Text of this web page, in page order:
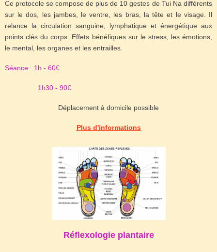
Ce protocole se compose de plus de 10 gestes de Tui Na différents
sur le dos, les jambes, le ventre, les bras, la tête et le visage. Il
relance la circulation sanguine, lymphatique et énergétique aux
points clés du corps. Effets bénéfiques sur le stress, les émotions,
le mental, les organes et les entrailles.
Séance : 1h - 60€
1h30 - 90€
Déplacement à domicile possible
Plus d'informations
Réflexologie plantaire